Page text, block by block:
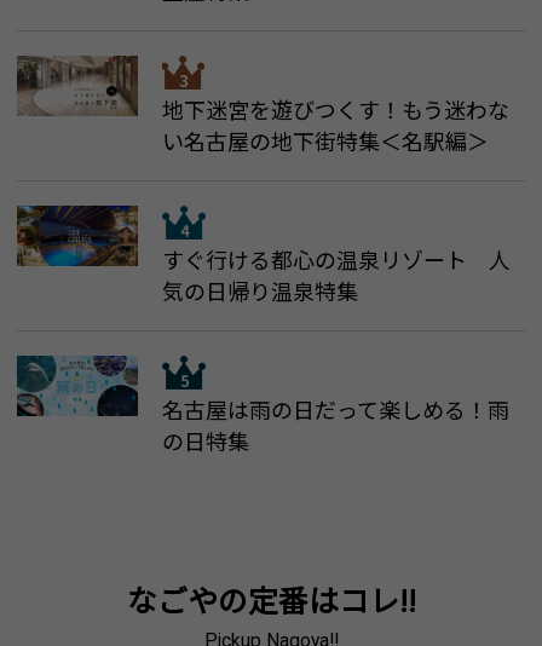
地下迷宮を遊びつくす！もう迷わな
い名古屋の地下街特集＜名駅編＞
すぐ行ける都心の温泉リゾート 人
気の日帰り温泉特集
名古屋は雨の日だって楽しめる！雨
の日特集
なごやの定番はコレ!!
Pickup Nagoya!!